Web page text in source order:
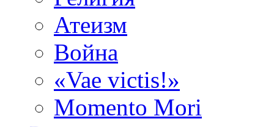
Атеизм
Война
«Vae victis!»
Momento Mori